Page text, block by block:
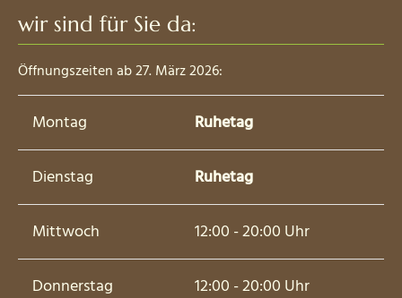
wir sind für Sie da:
Öffnungszeiten ab 27. März 2026:
Montag Ruhetag
Dienstag Ruhetag
Mittwoch 12:00 - 20:00 Uhr
Donnerstag 12:00 - 20:00 Uhr